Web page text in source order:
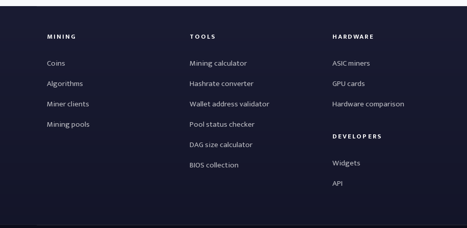
MINING
Coins
Algorithms
Miner clients
Mining pools
TOOLS
Mining calculator
Hashrate converter
Wallet address validator
Pool status checker
DAG size calculator
BIOS collection
HARDWARE
ASIC miners
GPU cards
Hardware comparison
DEVELOPERS
Widgets
API